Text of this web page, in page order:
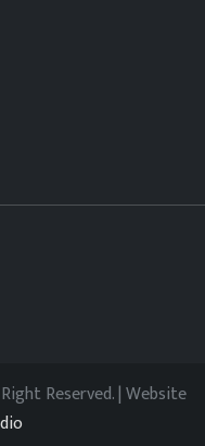
Reserved. | Website